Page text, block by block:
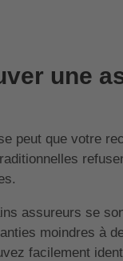
une
peut que votre
assureurs se
moindres à
facilement